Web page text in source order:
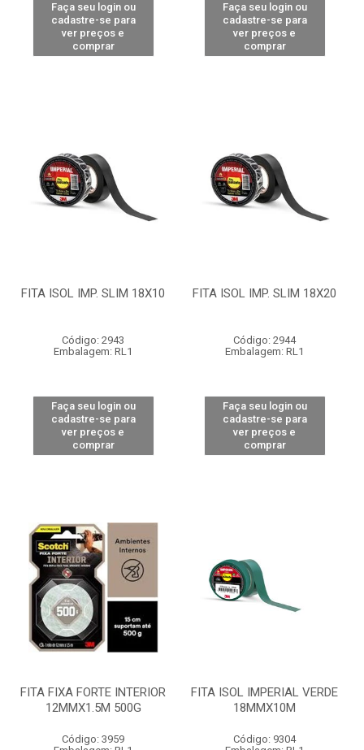
Faça seu login ou
cadastre-se para
ver preços e
comprar
Faça seu login ou
cadastre-se para
ver preços e
comprar
FITA ISOL IMP. SLIM 18X10
Código: 2943
Embalagem: RL1
Faça seu login ou
cadastre-se para
ver preços e
comprar
FITA ISOL IMP. SLIM 18X20
Código: 2944
Embalagem: RL1
Faça seu login ou
cadastre-se para
ver preços e
comprar
FITA FIXA FORTE INTERIOR
12MMX1.5M 500G
Código: 3959
FITA ISOL IMPERIAL VERDE
18MMX10M
Código: 9304